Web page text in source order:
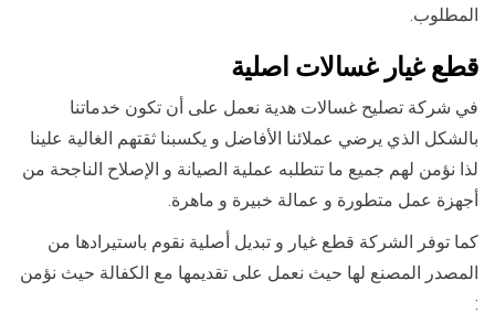
المطلوب.
قطع غيار غسالات اصلية
في شركة تصليح غسالات هدية نعمل على أن تكون خدماتنا
بالشكل الذي يرضي عملائنا الأفاضل و يكسبنا ثقتهم الغالية علينا
لذا نؤمن لهم جميع ما تتطلبه عملية الصيانة و الإصلاح الناجحة من
أجهزة عمل متطورة و عمالة خبيرة و ماهرة.
كما توفر الشركة قطع غيار و تبديل أصلية نقوم باستيرادها من
المصدر المصنع لها حيث نعمل على تقديمها مع الكفالة حيث نؤمن
: